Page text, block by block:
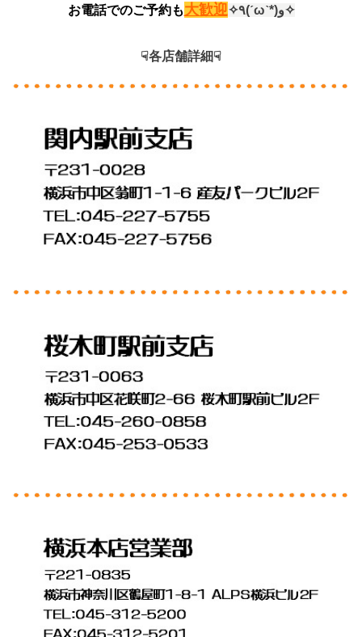
お電話でのご予約も大歓迎 ✧٩(ˊωˋ*)و✧
☟各店舗詳細☟